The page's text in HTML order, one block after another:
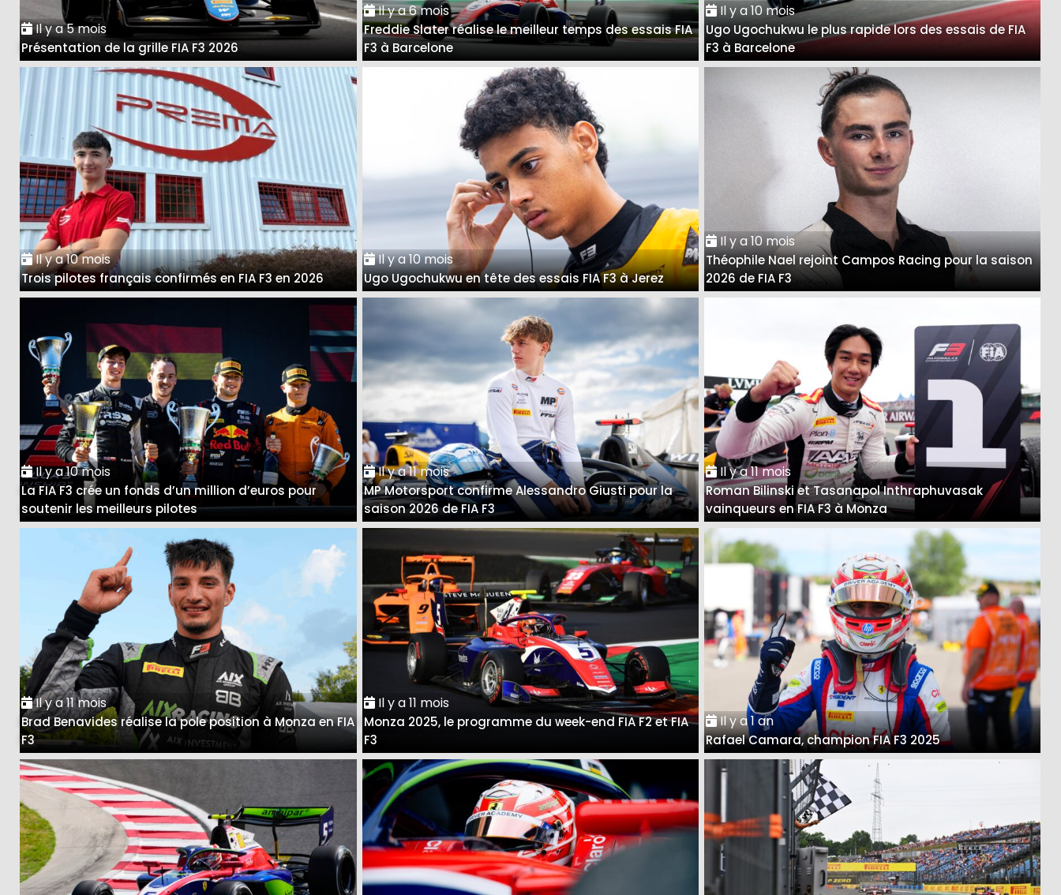
Il y a 5 mois
Présentation de la grille FIA F3 2026
Il y a 6 mois
Freddie Slater réalise le meilleur temps des essais FIA
F3 à Barcelone
Il y a 10 mois
Ugo Ugochukwu le plus rapide lors des essais de FIA
F3 à Barcelone
Il y a 10 mois
Trois pilotes français confirmés en FIA F3 en 2026
Il y a 10 mois
Ugo Ugochukwu en tête des essais FIA F3 à Jerez
Il y a 10 mois
Théophile Nael rejoint Campos Racing pour la saison
2026 de FIA F3
Il y a 10 mois
La FIA F3 crée un fonds d’un million d’euros pour
soutenir les meilleurs pilotes
Il y a 11 mois
MP Motorsport confirme Alessandro Giusti pour la
saison 2026 de FIA F3
Il y a 11 mois
Roman Bilinski et Tasanapol Inthraphuvasak
vainqueurs en FIA F3 à Monza
Il y a 11 mois
Brad Benavides réalise la pole position à Monza en FIA
F3
Il y a 11 mois
Monza 2025, le programme du week-end FIA F2 et FIA
F3
Il y a 1 an
Rafael Camara, champion FIA F3 2025